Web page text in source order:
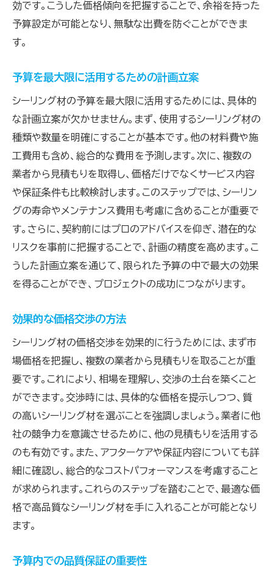
効です。こうした価格傾向を把握することで、余裕を持った
予算設定が可能となり、無駄な出費を防ぐことができま
す。
予算を最大限に活用するための計画立案
シーリング材の予算を最大限に活用するためには、具体的
な計画立案が欠かせません。まず、使用するシーリング材の
種類や数量を明確にすることが基本です。他の材料費や施
工費用も含め、総合的な費用を予測します。次に、複数の
業者から見積もりを取得し、価格だけでなくサービス内容
や保証条件も比較検討します。このステップでは、シーリン
グの寿命やメンテナンス費用も考慮に含めることが重要で
す。さらに、契約前にはプロのアドバイスを仰ぎ、潜在的な
リスクを事前に把握することで、計画の精度を高めます。こ
うした計画立案を通じて、限られた予算の中で最大の効果
を得ることができ、プロジェクトの成功につながります。
効果的な価格交渉の方法
シーリング材の価格交渉を効果的に行うためには、まず市
場価格を把握し、複数の業者から見積もりを取ることが重
要です。これにより、相場を理解し、交渉の土台を築くこと
ができます。交渉時には、具体的な価格を提示しつつ、質
の高いシーリング材を選ぶことを強調しましょう。業者に他
社の競争力を意識させるために、他の見積もりを活用する
のも有効です。また、アフターケアや保証内容についても詳
細に確認し、総合的なコストパフォーマンスを考慮すること
が求められます。これらのステップを踏むことで、最適な価
格で高品質なシーリング材を手に入れることが可能となり
ます。
予算内での品質保証の重要性